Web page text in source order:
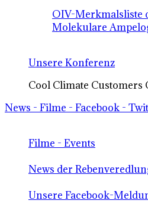
OIV-Merkmalsliste
Molekulare
Unsere Konferenz
Cool Climate Customers
News - Filme - Facebook -
Filme - Events
News der
Unsere Facebook-